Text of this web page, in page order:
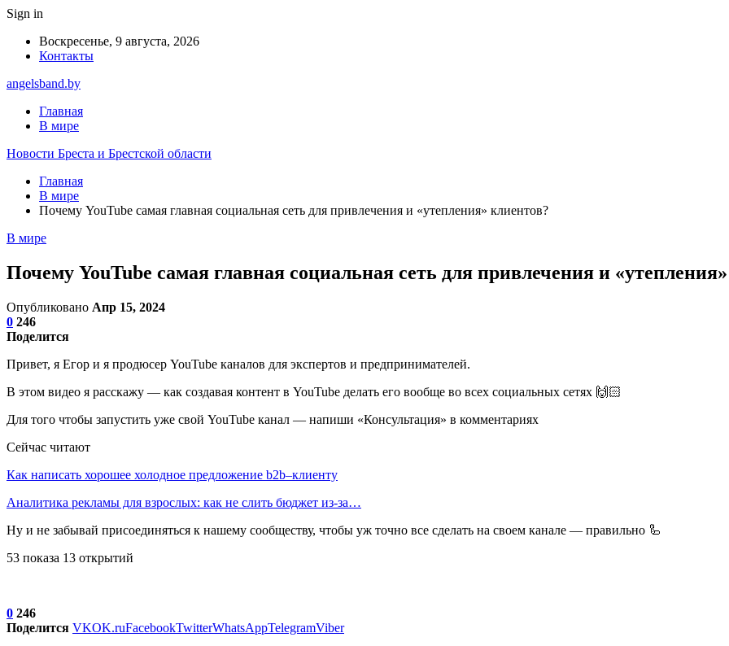
Sign in
Воскресенье, 9 августа, 2026
Контакты
angelsband.by
Главная
В мире
Новости Бреста и Брестской области
Главная
В мире
Почему YouTube самая главная социальная сеть для привлечения и «утепления» клиентов?
В мире
Почему YouTube самая главная социальная сеть для привлечения и
Опубликовано Апр 15, 2024
0 246
Поделится
Привет, я Егор и я продюсер YouTube каналов для экспертов и предпринимателей.
В этом видео я расскажу — как создавая контент в YouTube делать его вообще во всех социальных сетях 🙌🏻
Для того чтобы запустить уже свой YouTube канал — напиши «Консультация» в комментариях
Сейчас читают
Как написать хорошее холодное предложение b2b–клиенту
Аналитика рекламы для взрослых: как не слить бюджет из-за…
Ну и не забывай присоединяться к нашему сообществу, чтобы уж точно все сделать на своем канале — правильно 🦾
53 показа 13 открытий
0 246
Поделится VKOK.ruFacebookTwitterWhatsAppTelegramViber